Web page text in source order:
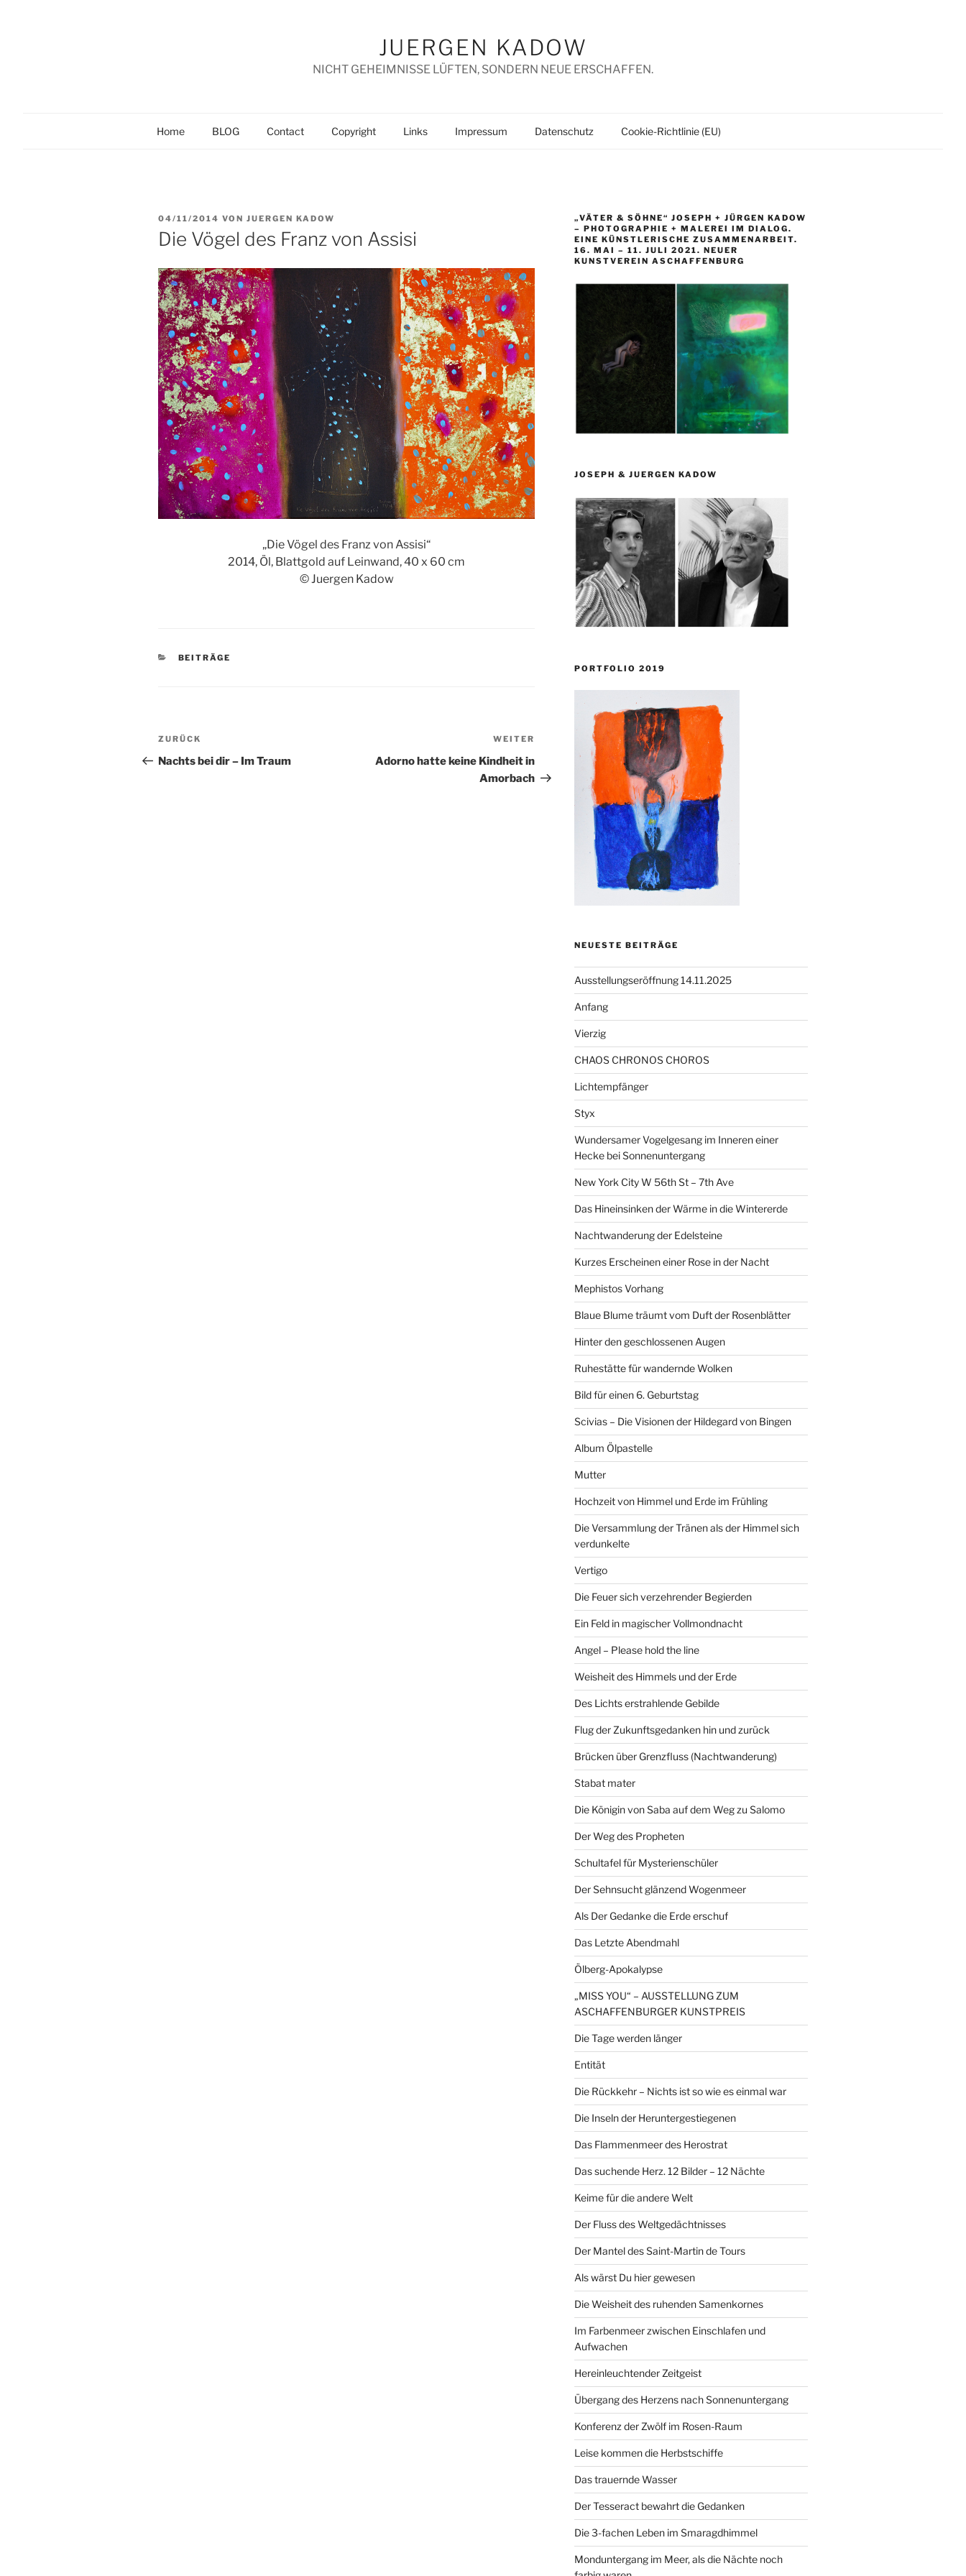
JUERGEN KADOW
NICHT GEHEIMNISSE LÜFTEN, SONDERN NEUE ERSCHAFFEN.
Home BLOG Contact Copyright Links Impressum Datenschutz Cookie-Richtlinie (EU)
VERÖFFENTLICHT
AM
04/11/2014 VON JUERGEN KADOW
Die Vögel des Franz von Assisi
„Die Vögel des Franz von Assisi“
2014, Öl, Blattgold auf Leinwand, 40 x 60 cm
© Juergen Kadow
KATEGORIEN
BEITRÄGE
Beitragsnavigation
Vorheriger
Beitrag
ZURÜCK
Nachts bei dir – Im Traum
Beitrag
WEITER
Adorno hatte keine Kindheit in
Amorbach
„VÄTER & SÖHNE“ JOSEPH + JÜRGEN KADOW
– PHOTOGRAPHIE + MALEREI IM DIALOG.
EINE KÜNSTLERISCHE ZUSAMMENARBEIT.
16. MAI – 11. JULI 2021. NEUER
KUNSTVEREIN ASCHAFFENBURG
JOSEPH & JUERGEN KADOW
PORTFOLIO 2019
NEUESTE BEITRÄGE
Ausstellungseröffnung 14.11.2025
Anfang
Vierzig
CHAOS CHRONOS CHOROS
Lichtempfänger
Styx
Wundersamer Vogelgesang im Inneren einer
Hecke bei Sonnenuntergang
New York City W 56th St – 7th Ave
Das Hineinsinken der Wärme in die Wintererde
Nachtwanderung der Edelsteine
Kurzes Erscheinen einer Rose in der Nacht
Mephistos Vorhang
Blaue Blume träumt vom Duft der Rosenblätter
Hinter den geschlossenen Augen
Ruhestätte für wandernde Wolken
Bild für einen 6. Geburtstag
Scivias – Die Visionen der Hildegard von Bingen
Album Ölpastelle
Mutter
Hochzeit von Himmel und Erde im Frühling
Die Versammlung der Tränen als der Himmel sich
verdunkelte
Vertigo
Die Feuer sich verzehrender Begierden
Ein Feld in magischer Vollmondnacht
Angel – Please hold the line
Weisheit des Himmels und der Erde
Des Lichts erstrahlende Gebilde
Flug der Zukunftsgedanken hin und zurück
Brücken über Grenzfluss (Nachtwanderung)
Stabat mater
Die Königin von Saba auf dem Weg zu Salomo
Der Weg des Propheten
Schultafel für Mysterienschüler
Der Sehnsucht glänzend Wogenmeer
Als Der Gedanke die Erde erschuf
Das Letzte Abendmahl
Ölberg-Apokalypse
„MISS YOU“ – AUSSTELLUNG ZUM
ASCHAFFENBURGER KUNSTPREIS
Die Tage werden länger
Entität
Die Rückkehr – Nichts ist so wie es einmal war
Die Inseln der Heruntergestiegenen
Das Flammenmeer des Herostrat
Das suchende Herz. 12 Bilder – 12 Nächte
Keime für die andere Welt
Der Fluss des Weltgedächtnisses
Der Mantel des Saint-Martin de Tours
Als wärst Du hier gewesen
Die Weisheit des ruhenden Samenkornes
Im Farbenmeer zwischen Einschlafen und
Aufwachen
Hereinleuchtender Zeitgeist
Übergang des Herzens nach Sonnenuntergang
Konferenz der Zwölf im Rosen-Raum
Leise kommen die Herbstschiffe
Das trauernde Wasser
Der Tesseract bewahrt die Gedanken
Die 3-fachen Leben im Smaragdhimmel
Monduntergang im Meer, als die Nächte noch